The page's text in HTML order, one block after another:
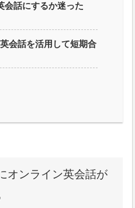
会話にするか迷った
会話を活用して短期合
オンライン英会話が